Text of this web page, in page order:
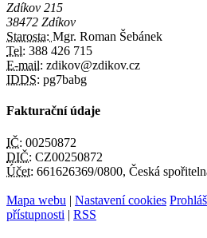
Zdíkov 215
38472 Zdíkov
Starosta: Mgr. Roman Šebánek
Tel: 388 426 715
E-mail: zdikov@zdikov.cz
IDDS: pg7babg
Fakturační údaje
IČ: 00250872
DIČ: CZ00250872
Účet: 661626369/0800, Česká
Mapa webu | Nastavení cookies
přístupnosti | RSS